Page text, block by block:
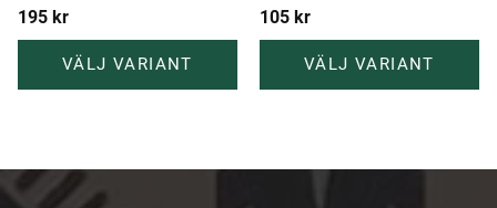
195 kr 105 kr